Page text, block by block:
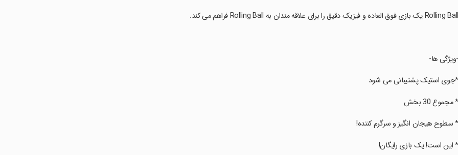
Rolling Ball یک بازی فوق العاده و فیزیک دقیق را برای علاقه مندان به Rolling Ball فراهم می کند.
‏-ویژگی ها-
‏*جوی استیک پشتیبانی می شود
‏* مجموع 30 بخش
‏* سطوح هیجان انگیز و سرگرم کننده!
‏* این است! یک بازی رایگان!